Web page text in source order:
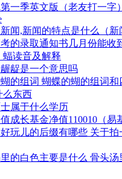
一季英文版（老友打一字）
闻,新闻的特点是什么（新
考的录取通知书几月份能收
蝠读音及解释
龊是一个意思吗
的组词 蝴蝶的蝴的组词和
么东西
属于什么学历
成长基金净值110010（易
玩儿的后缀有哪些 关于
的白色主要是什么 骨头汤